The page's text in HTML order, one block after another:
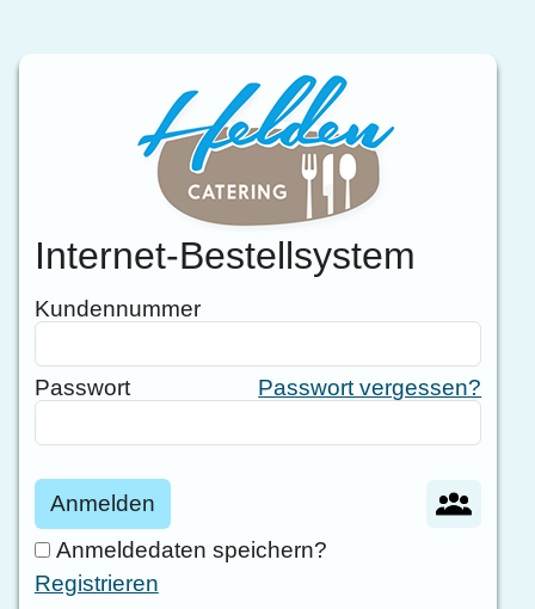
Internet-Bestellsystem
Kundennummer
Passwort Passwort vergessen?
Anmelden
Anmeldedaten speichern?
Registrieren